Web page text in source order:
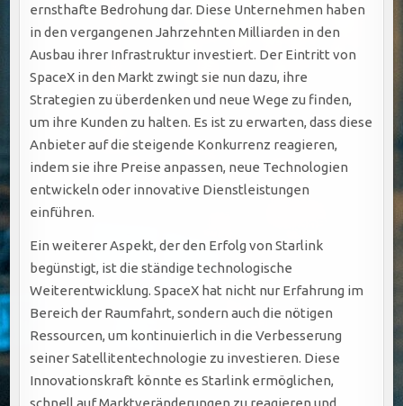
ernsthafte Bedrohung dar. Diese Unternehmen haben
in den vergangenen Jahrzehnten Milliarden in den
Ausbau ihrer Infrastruktur investiert. Der Eintritt von
SpaceX in den Markt zwingt sie nun dazu, ihre
Strategien zu überdenken und neue Wege zu finden,
um ihre Kunden zu halten. Es ist zu erwarten, dass diese
Anbieter auf die steigende Konkurrenz reagieren,
indem sie ihre Preise anpassen, neue Technologien
entwickeln oder innovative Dienstleistungen
einführen.
Ein weiterer Aspekt, der den Erfolg von Starlink
begünstigt, ist die ständige technologische
Weiterentwicklung. SpaceX hat nicht nur Erfahrung im
Bereich der Raumfahrt, sondern auch die nötigen
Ressourcen, um kontinuierlich in die Verbesserung
seiner Satellitentechnologie zu investieren. Diese
Innovationskraft könnte es Starlink ermöglichen,
schnell auf Marktveränderungen zu reagieren und